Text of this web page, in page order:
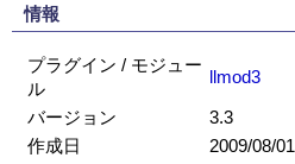
情報
プラグイン / モジュー
ル
llmod3
バージョン
3.3
作成日
2009/08/01